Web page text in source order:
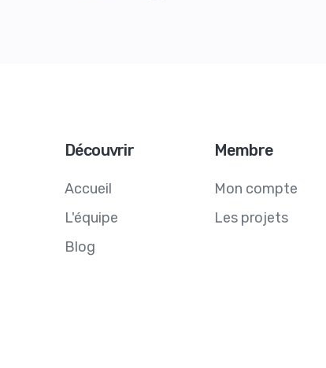
Découvrir
Accueil
L'équipe
Blog
Membre
Mon compte
Les projets